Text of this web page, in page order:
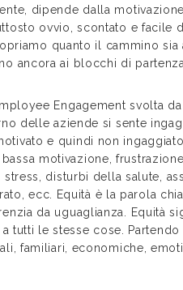
dipende dalla
ovvio, scontato e facile
quanto il cammino sia
ancora ai blocchi di partenza.
Engagement svolta
delle aziende si sente
e quindi non
motivazione,
disturbi della salute,
ecc. Equità è la parola
da uguaglianza. Equità
tutti le stesse cose. Partendo
familiari, economiche,